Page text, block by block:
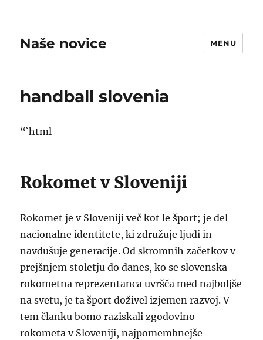
Naše novice MENU
handball slovenia
“`html
Rokomet v Sloveniji
Rokomet je v Sloveniji več kot le šport; je del
nacionalne identitete, ki združuje ljudi in
navdušuje generacije. Od skromnih začetkov v
prejšnjem stoletju do danes, ko se slovenska
rokometna reprezentanca uvršča med najboljše
na svetu, je ta šport doživel izjemen razvoj. V
tem članku bomo raziskali zgodovino
rokometa v Sloveniji, najpomembnejše